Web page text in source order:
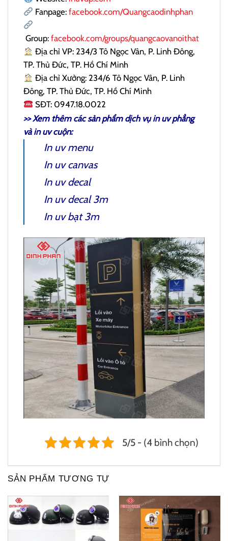
Fanpage: facebook.com/Quangcaodinhphan
Group: facebook.com/groups/quangcaovanoithat
Địa chỉ VP: 234/3 Tô Ngọc Vân, P. Linh Đông,
TP. Thủ Đức, TP. Hồ Chí Minh
Địa chỉ Xưởng: 234/6 Tô Ngọc Vân, P. Linh
Đông, TP. Thủ Đức, TP. Hồ Chí Minh
SĐT: 0947.18.0022
>> Xem thêm các sản phẩm dịch vụin uv phẳng
và in uv cuộn:
In uv menu
In uv canvas
In uv decal
In uv decal 3m
In uv bạt 3m
5/5 - (4 bình chọn)
SẢN PHẨM TƯƠNG TỰ